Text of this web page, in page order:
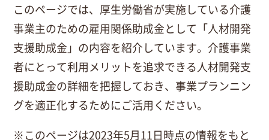
このページでは、厚生労働省が実施している介護
事業主のための雇用関係助成金として「人材開発
支援助成金」の内容を紹介しています。介護事業
者にとって利用メリットを追求できる人材開発支
援助成金の詳細を把握しておき、事業プランニン
グを適正化するためにご活用ください。
※このページは2023年5月11日時点の情報をもと